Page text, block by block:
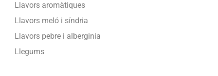
Llavors aromàtiques
Llavors meló i síndria
Llavors pebre i alberginia
Llegums